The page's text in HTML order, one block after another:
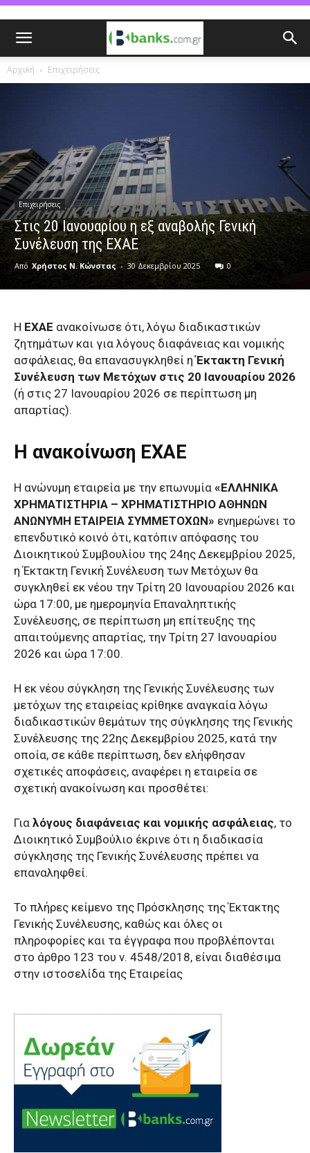
Αρχική Επιχειρήσεις
Επιχειρήσεις
Στις 20 Ιανουαρίου η εξ αναβολής Γενική
Συνέλευση της ΕΧΑΕ
Από Χρήστος Ν. Κώνστας - 30 Δεκεμβρίου 2025 0
Η ΕΧΑΕ ανακοίνωσε ότι, λόγω διαδικαστικών
ζητημάτων και για λόγους διαφάνειας και νομικής
ασφάλειας, θα επανασυγκληθεί ηΈκτακτη Γενική
Συνέλευση των Μετόχων στις 20 Ιανουαρίου 2026
(ή στις 27 Ιανουαρίου 2026 σε περίπτωση μη
απαρτίας).
Η ανακοίνωση ΕΧΑΕ
Η ανώνυμη εταιρεία με την επωνυμία «ΕΛΛΗΝΙΚΑ
ΧΡΗΜΑΤΙΣΤΗΡΙΑ – ΧΡΗΜΑΤΙΣΤΗΡΙΟ ΑΘΗΝΩΝ
ΑΝΩΝΥΜΗ ΕΤΑΙΡΕΙΑ ΣΥΜΜΕΤΟΧΩΝ» ενημερώνει το
επενδυτικό κοινό ότι, κατόπιν απόφασης του
Διοικητικού Συμβουλίου της 24ης Δεκεμβρίου 2025,
η Έκτακτη Γενική Συνέλευση των Μετόχων θα
συγκληθεί εκ νέου την Τρίτη 20 Ιανουαρίου 2026 και
ώρα 17:00, με ημερομηνία Επαναληπτικής
Συνέλευσης, σε περίπτωση μη επίτευξης της
απαιτούμενης απαρτίας, την Τρίτη 27 Ιανουαρίου
2026 και ώρα 17:00.
Η εκ νέου σύγκληση της Γενικής Συνέλευσης των
μετόχων της εταιρείας κρίθηκε αναγκαία λόγω
διαδικαστικών θεμάτων της σύγκλησης της Γενικής
Συνέλευσης της 22ης Δεκεμβρίου 2025, κατά την
οποία, σε κάθε περίπτωση, δεν ελήφθησαν
σχετικές αποφάσεις, αναφέρει η εταιρεία σε
σχετική ανακοίνωση και προσθέτει:
Για λόγους διαφάνειας και νομικής ασφάλειας, το
Διοικητικό Συμβούλιο έκρινε ότι η διαδικασία
σύγκλησης της Γενικής Συνέλευσης πρέπει να
επαναληφθεί.
Το πλήρες κείμενο της Πρόσκλησης της Έκτακτης
Γενικής Συνέλευσης, καθώς και όλες οι
πληροφορίες και τα έγγραφα που προβλέπονται
στο άρθρο 123 του ν. 4548/2018, είναι διαθέσιμα
στην ιστοσελίδα της Εταιρείας